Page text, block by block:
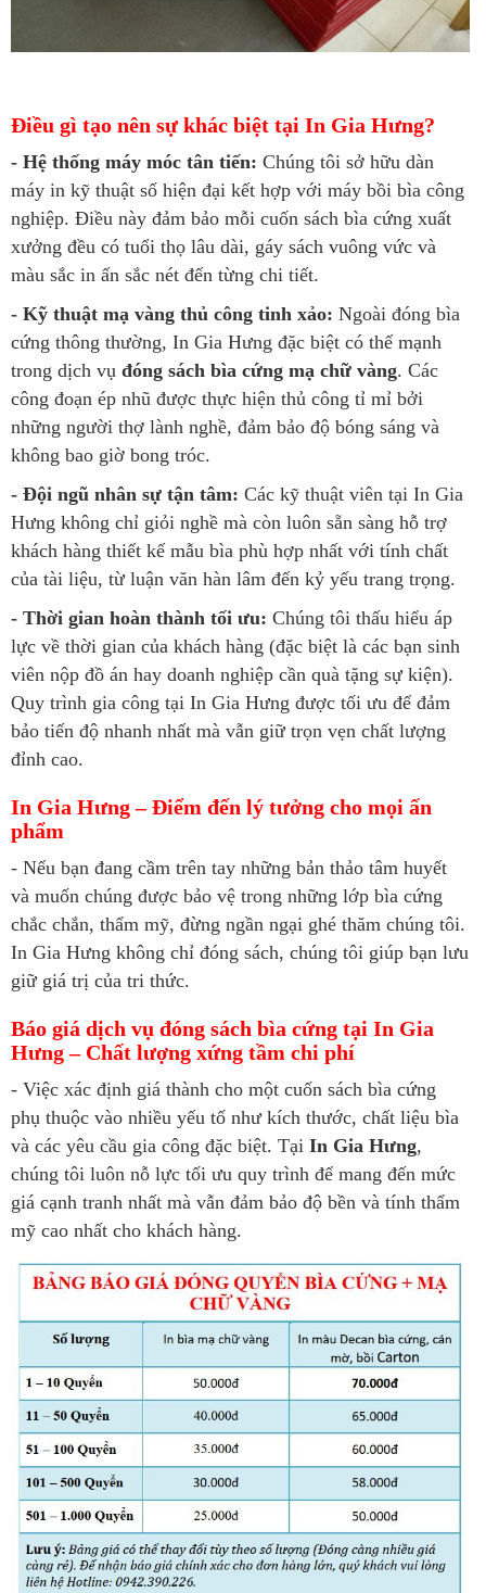
Điều gì tạo nên sự khác biệt tại In Gia Hưng?
- Hệ thống máy móc tân tiến: Chúng tôi sở hữu dàn
máy in kỹ thuật số hiện đại kết hợp với máy bồi bìa công
nghiệp. Điều này đảm bảo mỗi cuốn sách bìa cứng xuất
xưởng đều có tuổi thọ lâu dài, gáy sách vuông vức và
màu sắc in ấn sắc nét đến từng chi tiết.
- Kỹ thuật mạ vàng thủ công tinh xảo: Ngoài đóng bìa
cứng thông thường, In Gia Hưng đặc biệt có thế mạnh
trong dịch vụ đóng sách bìa cứng mạ chữ vàng. Các
công đoạn ép nhũ được thực hiện thủ công tỉ mỉ bởi
những người thợ lành nghề, đảm bảo độ bóng sáng và
không bao giờ bong tróc.
- Đội ngũ nhân sự tận tâm: Các kỹ thuật viên tại In Gia
Hưng không chỉ giỏi nghề mà còn luôn sẵn sàng hỗ trợ
khách hàng thiết kế mẫu bìa phù hợp nhất với tính chất
của tài liệu, từ luận văn hàn lâm đến kỷ yếu trang trọng.
- Thời gian hoàn thành tối ưu: Chúng tôi thấu hiểu áp
lực về thời gian của khách hàng (đặc biệt là các bạn sinh
viên nộp đồ án hay doanh nghiệp cần quà tặng sự kiện).
Quy trình gia công tại In Gia Hưng được tối ưu để đảm
bảo tiến độ nhanh nhất mà vẫn giữ trọn vẹn chất lượng
đỉnh cao.
In Gia Hưng – Điểm đến lý tưởng cho mọi ấn
phẩm
- Nếu bạn đang cầm trên tay những bản thảo tâm huyết
và muốn chúng được bảo vệ trong những lớp bìa cứng
chắc chắn, thẩm mỹ, đừng ngần ngại ghé thăm chúng tôi.
In Gia Hưng không chỉ đóng sách, chúng tôi giúp bạn lưu
giữ giá trị của tri thức.
Báo giá dịch vụ đóng sách bìa cứng tại In Gia
Hưng – Chất lượng xứng tầm chi phí
- Việc xác định giá thành cho một cuốn sách bìa cứng
phụ thuộc vào nhiều yếu tố như kích thước, chất liệu bìa
và các yêu cầu gia công đặc biệt. Tại In Gia Hưng,
chúng tôi luôn nỗ lực tối ưu quy trình để mang đến mức
giá cạnh tranh nhất mà vẫn đảm bảo độ bền và tính thẩm
mỹ cao nhất cho khách hàng.